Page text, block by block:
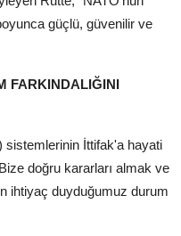
güçlü, güvenilir ve
FARKINDALIĞINI
İttifak'a hayati
doğru kararları almak ve
ihtiyaç duyduğumuz durum